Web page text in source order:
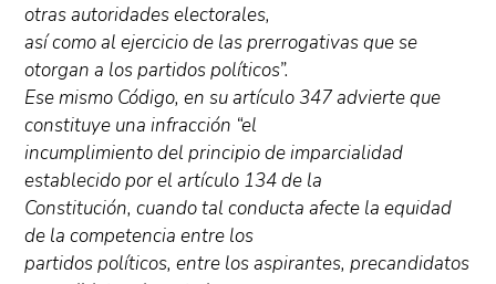
otras autoridades electorales,
así como al ejercicio de las prerrogativas que se
otorgan a los partidos políticos”.
Ese mismo Código, en su artículo 347 advierte que
constituye una infracción “el
incumplimiento del principio de imparcialidad
establecido por el artículo 134 de la
Constitución, cuando tal conducta afecte la equidad
de la competencia entre los
partidos políticos, entre los aspirantes, precandidatos